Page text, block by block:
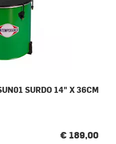
SURDO 14" X 36CM
€ 189,00